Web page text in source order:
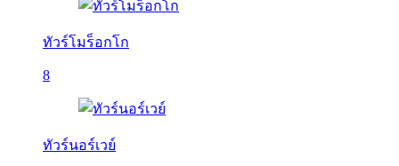
ทัวร์โมร็อกโก
8
ทัวร์นอร์เวย์